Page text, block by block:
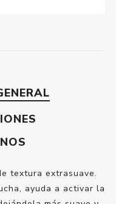
textura extrasuave.
ayuda a activar la